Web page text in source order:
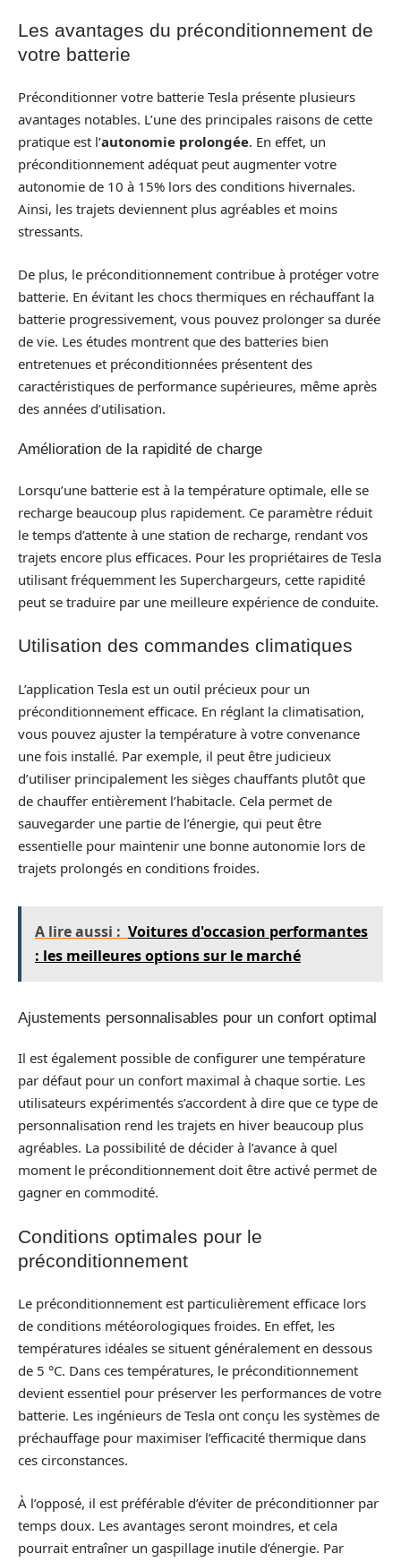
Les avantages du préconditionnement de
votre batterie
Préconditionner votre batterie Tesla présente plusieurs
avantages notables. L’une des principales raisons de cette
pratique est l’autonomie prolongée. En effet, un
préconditionnement adéquat peut augmenter votre
autonomie de 10 à 15% lors des conditions hivernales.
Ainsi, les trajets deviennent plus agréables et moins
stressants.
De plus, le préconditionnement contribue à protéger votre
batterie. En évitant les chocs thermiques en réchauffant la
batterie progressivement, vous pouvez prolonger sa durée
de vie. Les études montrent que des batteries bien
entretenues et préconditionnées présentent des
caractéristiques de performance supérieures, même après
des années d’utilisation.
Amélioration de la rapidité de charge
Lorsqu’une batterie est à la température optimale, elle se
recharge beaucoup plus rapidement. Ce paramètre réduit
le temps d’attente à une station de recharge, rendant vos
trajets encore plus efficaces. Pour les propriétaires de Tesla
utilisant fréquemment les Superchargeurs, cette rapidité
peut se traduire par une meilleure expérience de conduite.
Utilisation des commandes climatiques
L’application Tesla est un outil précieux pour un
préconditionnement efficace. En réglant la climatisation,
vous pouvez ajuster la température à votre convenance
une fois installé. Par exemple, il peut être judicieux
d’utiliser principalement les sièges chauffants plutôt que
de chauffer entièrement l’habitacle. Cela permet de
sauvegarder une partie de l’énergie, qui peut être
essentielle pour maintenir une bonne autonomie lors de
trajets prolongés en conditions froides.
A lire aussi : Voitures d'occasion performantes
: les meilleures options sur le marché
Ajustements personnalisables pour un confort optimal
Il est également possible de configurer une température
par défaut pour un confort maximal à chaque sortie. Les
utilisateurs expérimentés s’accordent à dire que ce type de
personnalisation rend les trajets en hiver beaucoup plus
agréables. La possibilité de décider à l’avance à quel
moment le préconditionnement doit être activé permet de
gagner en commodité.
Conditions optimales pour le
préconditionnement
Le préconditionnement est particulièrement efficace lors
de conditions météorologiques froides. En effet, les
températures idéales se situent généralement en dessous
de 5 °C. Dans ces températures, le préconditionnement
devient essentiel pour préserver les performances de votre
batterie. Les ingénieurs de Tesla ont conçu les systèmes de
préchauffage pour maximiser l’efficacité thermique dans
ces circonstances.
À l’opposé, il est préférable d’éviter de préconditionner par
temps doux. Les avantages seront moindres, et cela
pourrait entraîner un gaspillage inutile d’énergie. Par